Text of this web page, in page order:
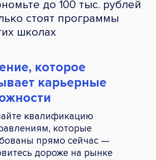
до 100 тыс. рублей
стоят программы
школах
которое
карьерные
квалификацию
которые
прямо сейчас —
дороже на рынке